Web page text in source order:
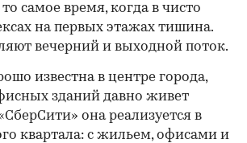
самое время, когда в чисто
на первых этажах тишина.
вечерний и выходной поток.
известна в центре города,
зданий давно живет
она реализуется в
квартала: с жильем, офисами и